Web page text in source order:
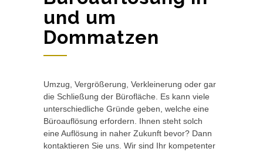
und um
Dommatzen
Umzug, Vergrößerung, Verkleinerung oder gar
die Schließung der Bürofläche. Es kann viele
unterschiedliche Gründe geben, welche eine
Büroauflösung erfordern. Ihnen steht solch
eine Auflösung in naher Zukunft bevor? Dann
kontaktieren Sie uns. Wir sind Ihr kompetenter